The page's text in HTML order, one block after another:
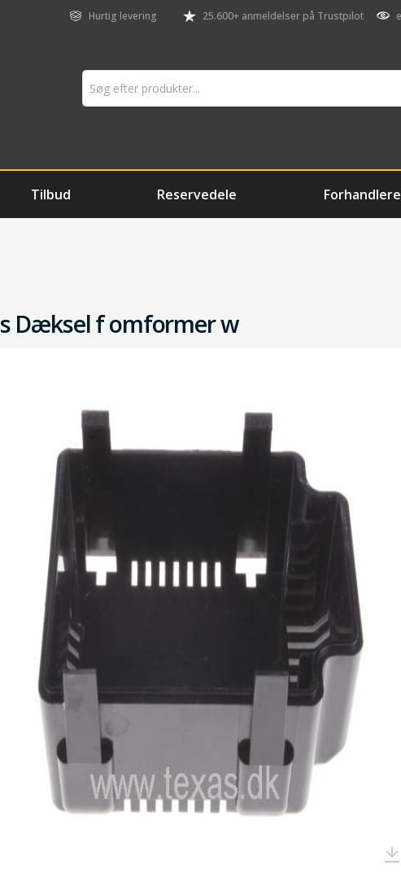
Hurtig levering 25.600+ anmeldelser på Trustpilot
Tilbud Reservedele Forhandlere
Dæksel f omformer w